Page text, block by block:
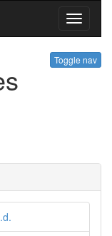
Toggle
Toggle nav